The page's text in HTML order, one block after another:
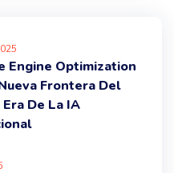
Engine Optimization
Frontera Del
Era De La IA